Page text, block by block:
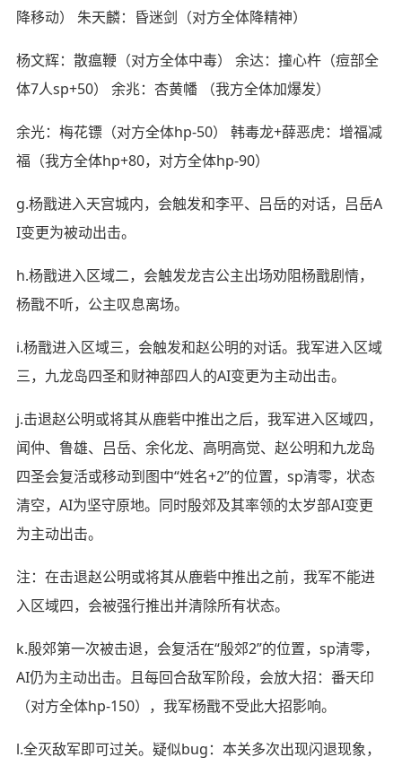
降移动） 朱天麟：昏迷剑（对方全体降精神）
杨文辉：散瘟鞭（对方全体中毒） 余达：撞心杵（痘部全
体7人sp+50） 余兆：杏黄幡 （我方全体加爆发）
余光：梅花镖（对方全体hp-50） 韩毒龙+薛恶虎：增福减
福（我方全体hp+80，对方全体hp-90）
g.杨戬进入天宫城内，会触发和李平、吕岳的对话，吕岳A
I变更为被动出击。
h.杨戬进入区域二，会触发龙吉公主出场劝阻杨戬剧情，
杨戬不听，公主叹息离场。
i.杨戬进入区域三，会触发和赵公明的对话。我军进入区域
三，九龙岛四圣和财神部四人的AI变更为主动出击。
j.击退赵公明或将其从鹿砦中推出之后，我军进入区域四，
闻仲、鲁雄、吕岳、余化龙、高明高觉、赵公明和九龙岛
四圣会复活或移动到图中“姓名+2”的位置，sp清零，状态
清空，AI为坚守原地。同时殷郊及其率领的太岁部AI变更
为主动出击。
注：在击退赵公明或将其从鹿砦中推出之前，我军不能进
入区域四，会被强行推出并清除所有状态。
k.殷郊第一次被击退，会复活在“殷郊2”的位置，sp清零，
AI仍为主动出击。且每回合敌军阶段，会放大招：番天印
（对方全体hp-150），我军杨戬不受此大招影响。
l.全灭敌军即可过关。疑似bug：本关多次出现闪退现象，